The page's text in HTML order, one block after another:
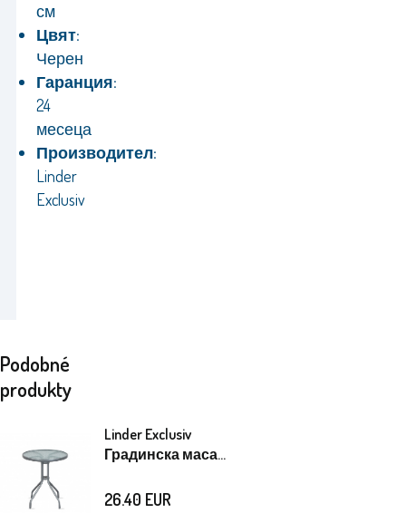
см
Цвят:
Черен
Гаранция:
24
месеца
Производител:
Linder
Exclusiv
Podobné
produkty
Linder Exclusiv
Градинска маса
71x60 cm
26.40 EUR